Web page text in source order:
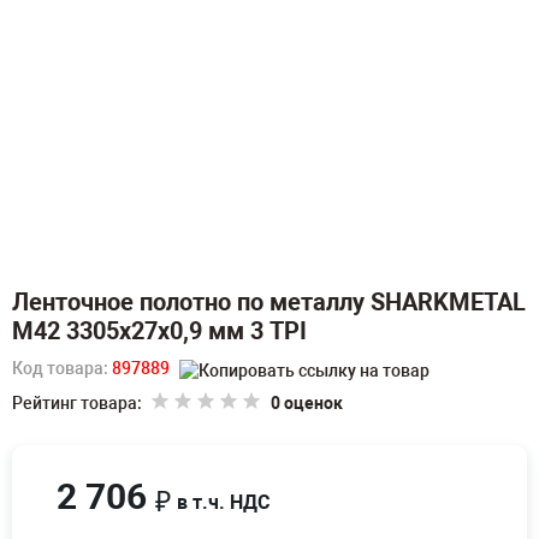
Ленточное полотно по металлу SHARKMETAL
M42 3305х27х0,9 мм 3 TPI
Код товара: 897889
Рейтинг товара:
0 оценок
2 706 ₽ в т.ч. НДС